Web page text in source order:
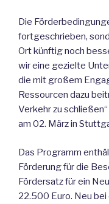
Die
fortgeschrieben,
Ort künftig noch
wir eine gezielte
die mit großem
Ressourcen dazu
Verkehr zu
am 02. März in
Das Programm
Förderung für die
Fördersatz für ein
22.500 Euro. Neu bei